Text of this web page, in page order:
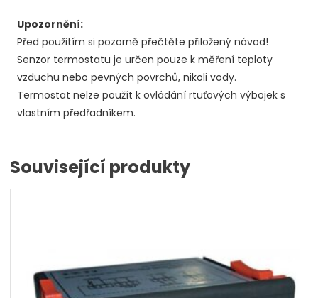
Upozornění:
Před použitím si pozorně přečtěte přiložený návod!
Senzor termostatu je určen pouze k měření teploty
vzduchu nebo pevných povrchů, nikoli vody.
Termostat nelze použít k ovládání rtuťových výbojek s
vlastním předřadníkem.
Související produkty